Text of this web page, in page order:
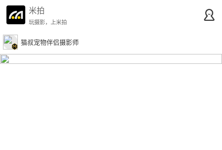
米拍
玩摄影，上米拍
猫叔宠物伴侣摄影师